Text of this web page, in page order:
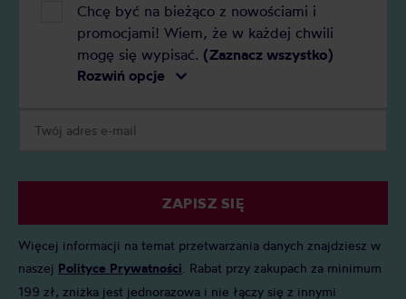
Chcę być na bieżąco z nowościami i
promocjami! Wiem, że w każdej chwili
mogę się wypisać. (Zaznacz wszystko)
Rozwiń opcje
ZAPISZ SIĘ
Więcej informacji na temat przetwarzania danych znajdziesz w
naszej Polityce Prywatności . Rabat przy zakupach za minimum
199 zł, zniżka jest jednorazowa i nie łączy się z innymi